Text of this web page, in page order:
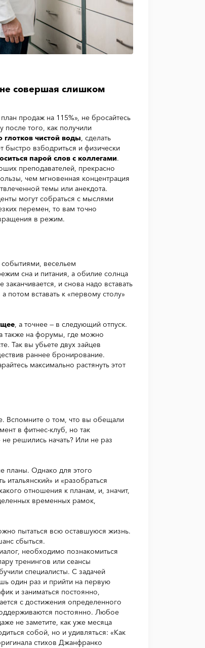
совершая слишком
продаж на 115%», не бросайтесь
после того, как получили
глотков чистой воды, сделать
быстро взбодриться и физически
парой слов с коллегами.
преподавателей, прекрасно
чем мгновенная концентрация
темы или анекдота.
могут собраться с мыслями
перемен, то вам точно
в режим.
весельем
сна и питания, а обилие солнца
и снова надо вставать
потом вставать к «первому столу»
, а точнее — в следующий отпуск.
также на форумы, где можно
Так вы убьете двух зайцев
раннее бронирование.
максимально растянуть этот
Вспомните о том, что вы обещали
в фитнес-клуб, но так
решились начать? Или не раз
планы. Однако для этого
и «разобраться
отношения к планам, и, значит,
временных рамок,
пытаться всю оставшуюся жизнь.
сбыться.
необходимо познакомиться
тренингов или сеансы
специалисты. С задачей
один раз и прийти на первую
и заниматься постоянно,
с достижения определенного
постоянно. Любое
не заметите, как уже месяца
собой, но и удивляться: «Как
стихов Джанфранко